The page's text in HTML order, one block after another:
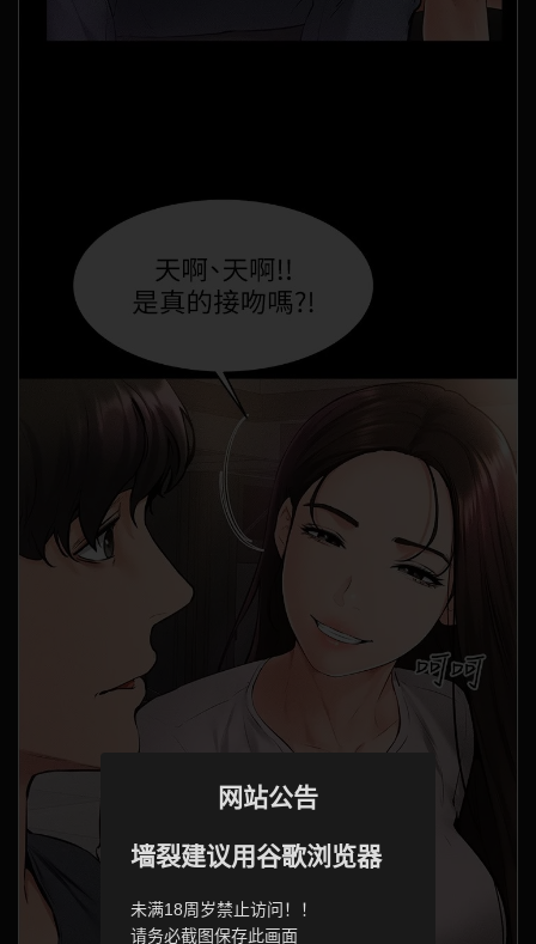
网站公告
墙裂建议用谷歌浏览器
未满18周岁禁止访问！！
请务必截图保存此画面